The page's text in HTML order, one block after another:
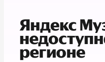
Яндекс
регионе